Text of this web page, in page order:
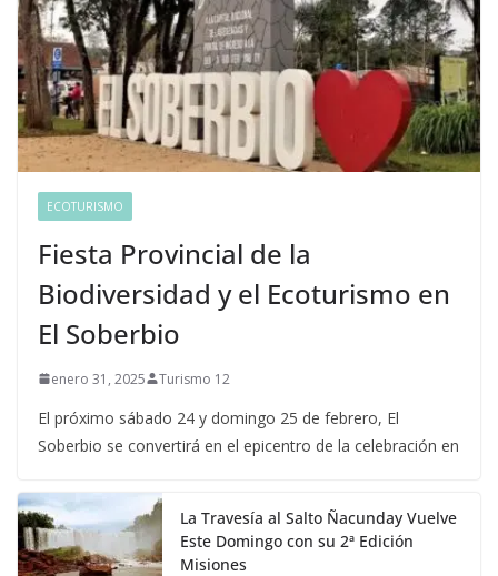
ECOTURISMO
Fiesta Provincial de la
Biodiversidad y el Ecoturismo en
El Soberbio
enero 31, 2025 Turismo 12
El próximo sábado 24 y domingo 25 de febrero, El
Soberbio se convertirá en el epicentro de la celebración en
La Travesía al Salto Ñacunday Vuelve
Este Domingo con su 2ª Edición
Misiones